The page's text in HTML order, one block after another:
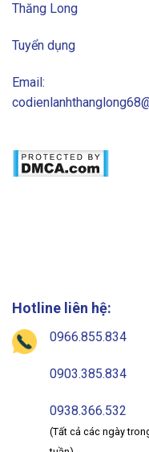
Thăng Long
Tuyển dụng
Email:
Hotline liên hệ:
0966.855.834
0903.385.834
0938.366.532
(Tất cả các ngày